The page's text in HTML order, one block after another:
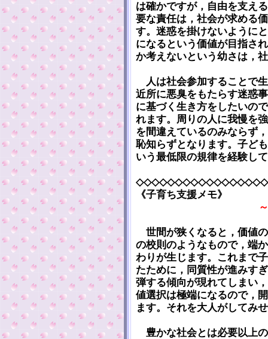
は確かですが，自由を支え
要な責任は，社会が求める
す。迷惑を掛けないように
になるという価値が目指さ
か考えないという幼さは，
人は社会参加することで
近所に悪臭をもたらす迷惑
に基づく生き方をしたいの
れます。周りの人に我慢を
を間違えているのみならず
恥知らずとなります。子ど
いう最低限の規律を経験し
《子育ち支援メモ》
世間が狭くなると，価値
の校則のようなもので，端
わりが生じます。これまで
たために，同質性が進みす
弾する傾向が現れてしまい
値選択は極端になるので，
ます。それを大人がしてみ
豊かな社会とは必要以上